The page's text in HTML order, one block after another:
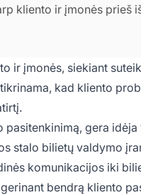
kliento ir įmonės prieš
ir įmonės, siekiant
kad kliento
gera idėja
stalo bilietų valdymo
komunikacijos iki
bendrą kliento